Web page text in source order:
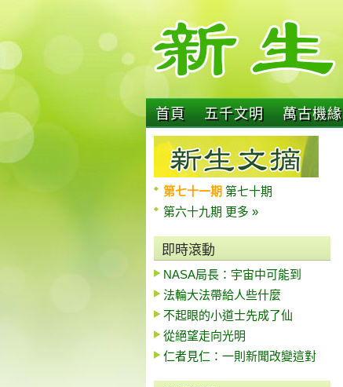
首頁 五千文明 萬古機緣
第七十一期 第七十期
第六十九期 更多 »
即時滾動
NASA局長：宇宙中可能到
法輪大法帶給人些什麼
不起眼的小道士先成了仙
從絕望走向光明
仁者見仁：一則新聞改變這對